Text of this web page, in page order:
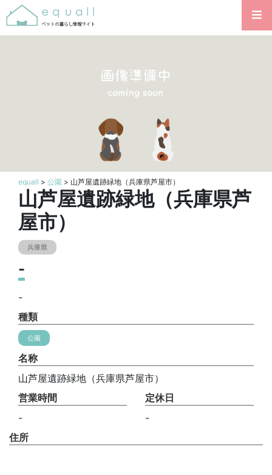
equall > 公園 > 山芦屋遺跡緑地（兵庫県芦屋市）
山芦屋遺跡緑地（兵庫県芦
屋市）
兵庫県
-
-
種類
公園
名称
山芦屋遺跡緑地（兵庫県芦屋市）
営業時間
-
定休日
-
住所